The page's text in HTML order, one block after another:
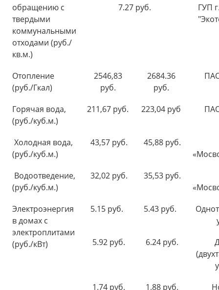
обращению с
твердыми
коммунальными
отходами (руб./
кв.м.)
7.27 руб.
ГУП
Отопление
(руб./Гкал)
2546,83
руб.
2684.36
руб.
Горячая вода,
(руб./куб.м.)
211,67 руб. 223,04 руб
Холодная вода,
(руб./куб.м.)
43,57 руб.
45,88 руб.
Водоотведение,
(руб./куб.м.)
32,02 руб.
35,53 руб.
Электроэнергия
в домах с
электроплитами
(руб./кВт)
5.15 руб. 5.43 руб.
5.92 руб.
6.24 руб.
1.74 руб.
1.88 руб.